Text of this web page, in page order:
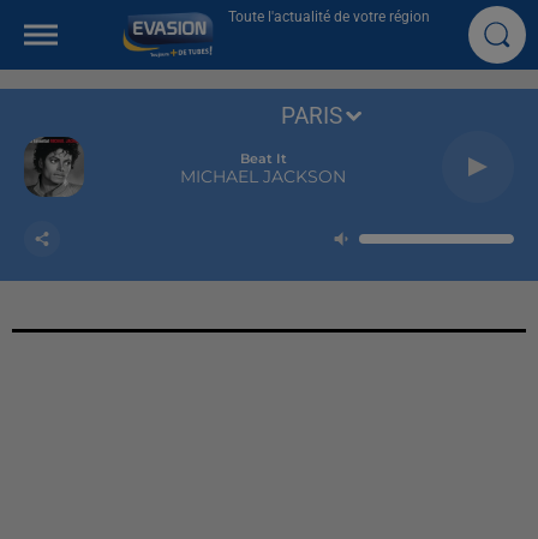
Toute l'actualité de votre région
Beat It
MICHAEL JACKSON
PARIS